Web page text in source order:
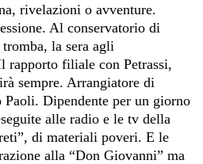
rivelazioni o avventure.
Al conservatorio di
la sera agli
rapporto filiale con Petrassi,
sempre. Arrangiatore di
Dipendente per un giorno
alle radio e le tv della
di materiali poveri. E le
alla “Don Giovanni” ma